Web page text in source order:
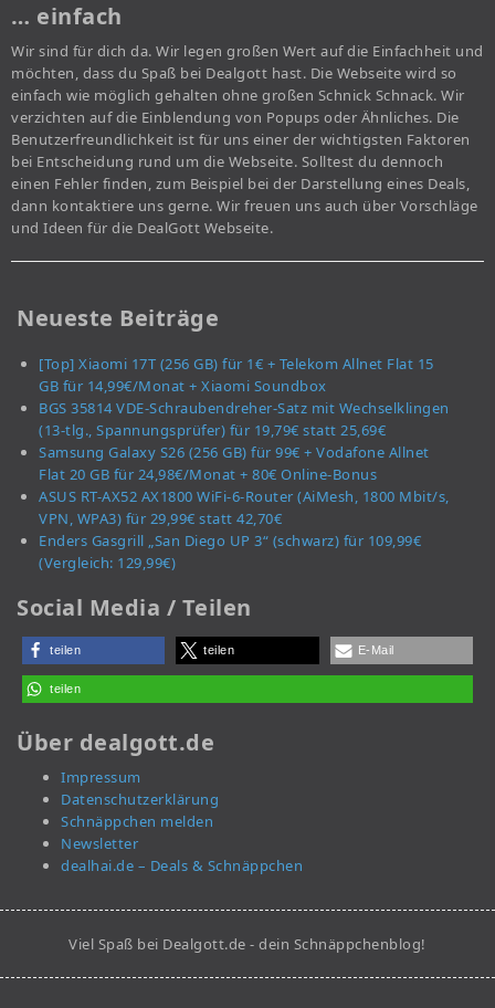
… einfach
Wir sind für dich da. Wir legen großen Wert auf die Einfachheit und
möchten, dass du Spaß bei Dealgott hast. Die Webseite wird so
einfach wie möglich gehalten ohne großen Schnick Schnack. Wir
verzichten auf die Einblendung von Popups oder Ähnliches. Die
Benutzerfreundlichkeit ist für uns einer der wichtigsten Faktoren
bei Entscheidung rund um die Webseite. Solltest du dennoch
einen Fehler finden, zum Beispiel bei der Darstellung eines Deals,
dann kontaktiere uns gerne. Wir freuen uns auch über Vorschläge
und Ideen für die DealGott Webseite.
Neueste Beiträge
[Top] Xiaomi 17T (256 GB) für 1€ + Telekom Allnet Flat 15
GB für 14,99€/Monat + Xiaomi Soundbox
BGS 35814 VDE-Schraubendreher-Satz mit Wechselklingen
(13-tlg., Spannungsprüfer) für 19,79€ statt 25,69€
Samsung Galaxy S26 (256 GB) für 99€ + Vodafone Allnet
Flat 20 GB für 24,98€/Monat + 80€ Online-Bonus
ASUS RT-AX52 AX1800 WiFi-6-Router (AiMesh, 1800 Mbit/s,
VPN, WPA3) für 29,99€ statt 42,70€
Enders Gasgrill „San Diego UP 3“ (schwarz) für 109,99€
(Vergleich: 129,99€)
Social Media / Teilen
teilen teilen E-Mail
teilen
Über dealgott.de
Impressum
Datenschutzerklärung
Schnäppchen melden
Newsletter
dealhai.de – Deals & Schnäppchen
Viel Spaß bei Dealgott.de - dein Schnäppchenblog!